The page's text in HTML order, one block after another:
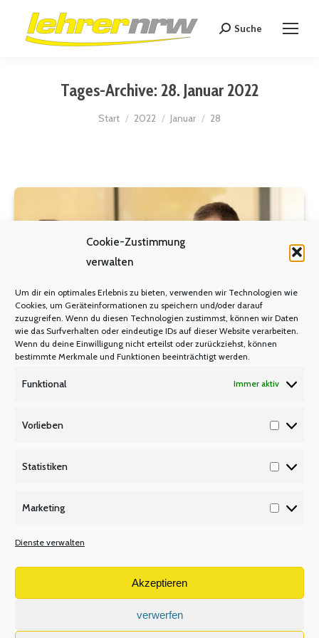
Cookie-Zustimmung
verwalten
Um dir ein optimales Erlebnis zu bieten, verwenden wir Technologien wie
Cookies, um Geräteinformationen zu speichern und/oder darauf
zuzugreifen. Wenn du diesen Technologien zustimmst, können wir Daten
wie das Surfverhalten oder eindeutige IDs auf dieser Website verarbeiten.
Wenn du deine Einwilligung nicht erteilst oder zurückziehst, können
bestimmte Merkmale und Funktionen beeinträchtigt werden.
Funktional Immer aktiv
Vorlieben
Statistiken
Marketing
Dienste verwalten
Akzeptieren
verwerfen
Search:
Suche
Tages-Archive: 28. Januar 2022
Sie befinden sich hier:
Start 2022 Januar 28
FORTBILDUNG
bietet deshalb Fortbildungsveranstaltungen an.
„Präsenz in Konflikten“ lauten zwei unserer
zahreichen Fortbildungsveranstaltungen. Die
erstgenannte Veranstaltung findet in Dortmund
und die zweite in Düsseldorf statt.
Elterngespräche konstruktiv gestalten